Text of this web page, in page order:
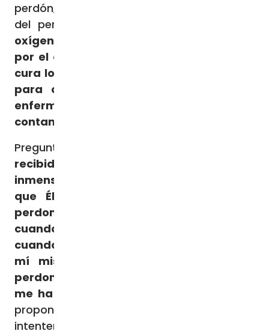
perdón, de hecho, no hay esperanza; fuera
del perdón no hay paz.
oxígeno que purifica el aire contaminado
por el odio, el perdón es el antídoto que
cura los venenos del rencor, es el camino
para calmar la rabia y sanar tantas
enfermedades del corazón que
contaminan la sociedad.
Preguntémonos, entonces:
recibido de Dios el don de un perdón
inmenso? ¿Advierto la alegría de saber
que Él siempre está preparado para
perdonarme cuando caigo, también
cuando los otros no lo hacen, también
cuando ni siquiera yo logro perdonarme a
mí mismo? Él perdona: ¿creo que Él
perdona? Y ¿sé perdonar a su vez a quien
me ha hecho daño?
proponeros un pequeño ejercicio:
intentemos, ahora, cada uno de nosotros,